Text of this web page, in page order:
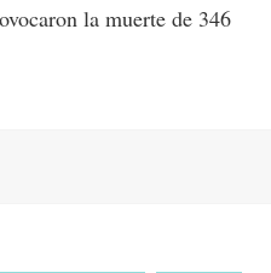
la muerte de 346